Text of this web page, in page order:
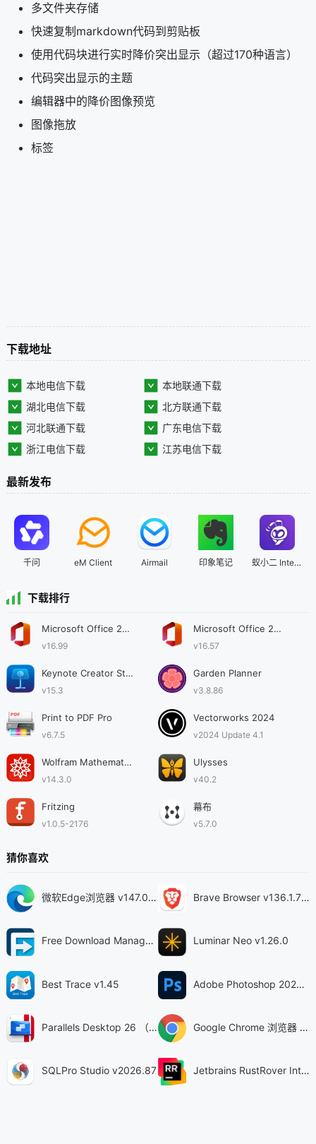
多文件夹存储
快速复制markdown代码到剪贴板
使用代码块进行实时降价突出显示（超过170种语言）
代码突出显示的主题
编辑器中的降价图像预览
图像拖放
标签
下载地址
本地电信下载
本地联通下载
湖北电信下载
北方联通下载
河北联通下载
广东电信下载
浙江电信下载
江苏电信下载
最新发布
千问 eM Client Airmail 印象笔记 蚁小二 Intel芯片版
下载排行
Microsoft Office 2024
v16.99
Microsoft Office 2021
v16.57
Keynote Creator Studio
v15.3
Garden Planner
v3.8.86
Print to PDF Pro
v6.7.5
Vectorworks 2024
v2024 Update 4.1
Wolfram Mathematica
v14.3.0
Ulysses
v40.2
Fritzing
v1.0.5-2176
幕布
v5.7.0
猜你喜欢
微软Edge浏览器 v147.0.3912.72 Brave Browser v136.1.78.94
Free Download Manager v6.31 Luminar Neo v1.26.0
Best Trace v1.45 Adobe Photoshop 2026 v27.8.0
Parallels Desktop 26 （SIP需关闭） v26.3.0-57392 Google Chrome 浏览器 v151.0.7922.72
SQLPro Studio v2026.87 Jetbrains RustRover Intel芯片版 v2026.2